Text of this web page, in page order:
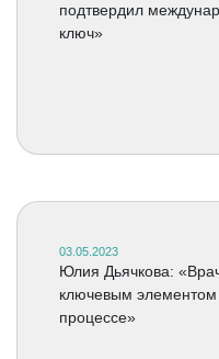
подтвердил
ключ»
03.05.2023
Юлия Дьячкова:
ключевым
процессе»